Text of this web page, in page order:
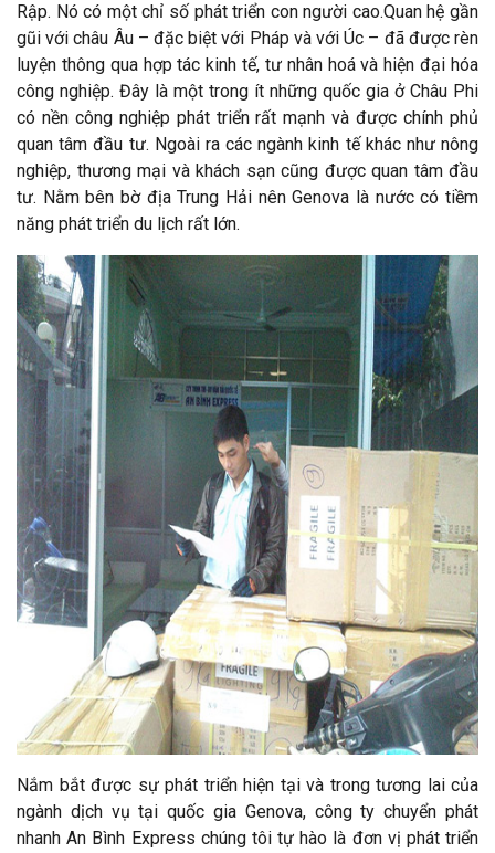
Rập. Nó có một chỉ số phát triển con người cao.Quan hệ gần
gũi với châu Âu – đặc biệt với Pháp và với Úc – đã được rèn
luyện thông qua hợp tác kinh tế, tư nhân hoá và hiện đại hóa
công nghiệp. Đây là một trong ít những quốc gia ở Châu Phi
có nền công nghiệp phát triển rất mạnh và được chính phủ
quan tâm đầu tư. Ngoài ra các ngành kinh tế khác như nông
nghiệp, thương mại và khách sạn cũng được quan tâm đầu
tư. Nằm bên bờ địa Trung Hải nên Genova là nước có tiềm
năng phát triển du lịch rất lớn.
Nắm bắt được sự phát triển hiện tại và trong tương lai của
ngành dịch vụ tại quốc gia Genova, công ty chuyển phát
nhanh An Bình Express chúng tôi tự hào là đơn vị phát triển